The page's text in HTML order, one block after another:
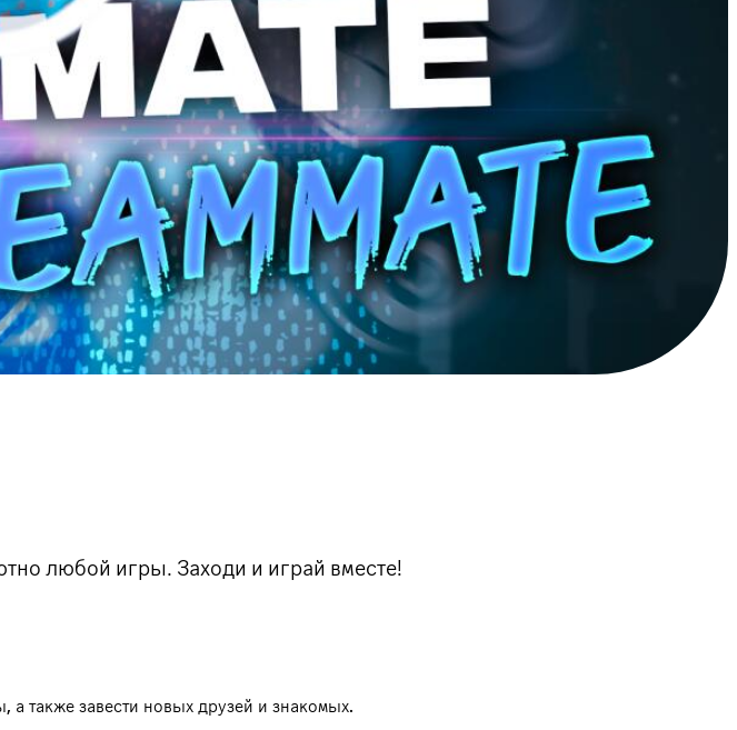
любой игры. Заходи и играй вместе!
также завести новых друзей и знакомых.